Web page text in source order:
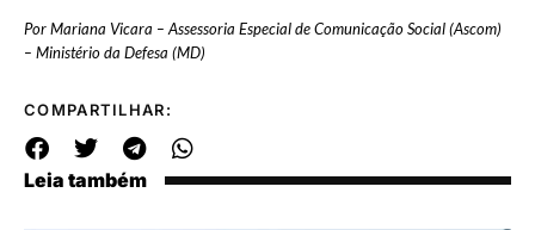
Por Mariana Vicara – Assessoria Especial de Comunicação Social (Ascom)
– Ministério da Defesa (MD)
COMPARTILHAR:
Leia também